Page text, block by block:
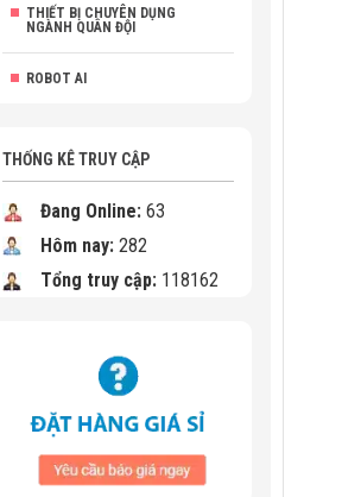
THIẾT BỊ CHUYÊN DỤNG
NGÀNH QUÂN ĐỘI
ROBOT AI
THỐNG KÊ TRUY CẬP
Đang Online: 63
Hôm nay: 282
Tổng truy cập: 118162